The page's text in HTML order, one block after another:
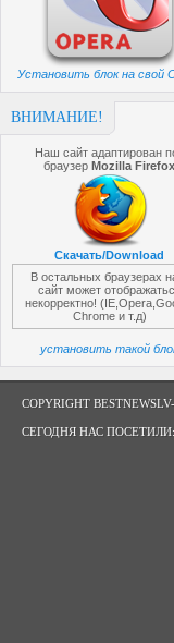
Установить блок на свой
ВНИМАНИЕ!
Наш сайт адаптирован
браузерMozilla Firefox
Скачать/Download
В остальных браузерах
сайт может
некорректно!
Chrome и т.д)
установить такой
COPYRIGHT
СЕГОДНЯ НАС